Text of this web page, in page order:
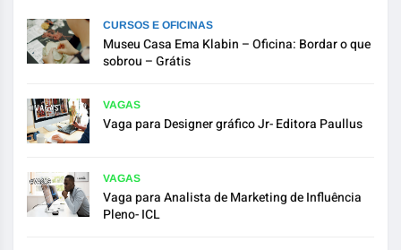
CURSOS E OFICINAS
Museu Casa Ema Klabin – Oficina: Bordar o que
sobrou – Grátis
VAGAS
Vaga para Designer gráfico Jr- Editora Paullus
VAGAS
Vaga para Analista de Marketing de Influência
Pleno- ICL